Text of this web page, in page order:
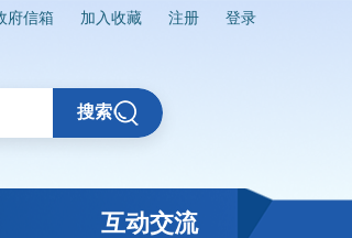
府信箱 加入收藏 注册 登录
搜索
互动交流